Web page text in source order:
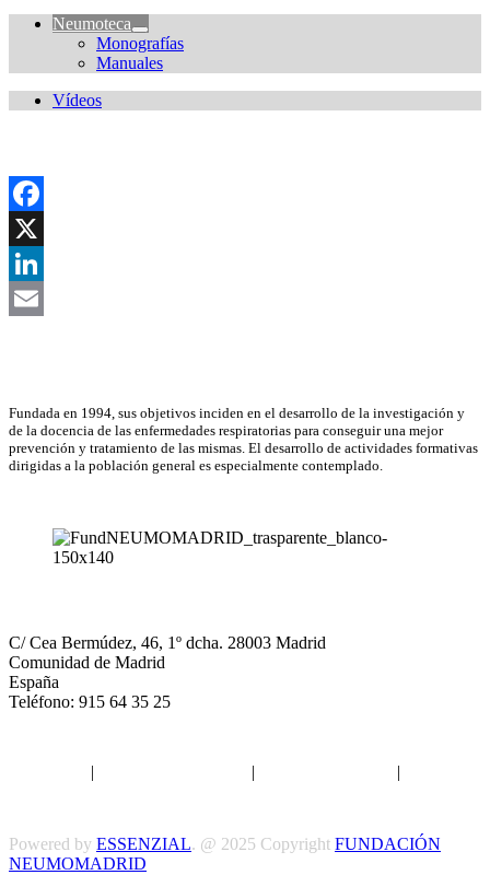
Neumoteca
Monografías
Manuales
Vídeos
Facebook
X
LinkedIn
Fundada en 1994, sus objetivos inciden en el desarrollo de la investigación y
de la docencia de las enfermedades respiratorias para conseguir una mejor
prevención y tratamiento de las mismas. El desarrollo de actividades formativas
dirigidas a la población general es especialmente contemplado.
C/ Cea Bermúdez, 46, 1º dcha. 28003 Madrid
Comunidad de Madrid
España
Teléfono: 915 64 35 25
| | |
Powered by ESSENZIAL. @ 2025 Copyright FUNDACIÓN
NEUMOMADRID